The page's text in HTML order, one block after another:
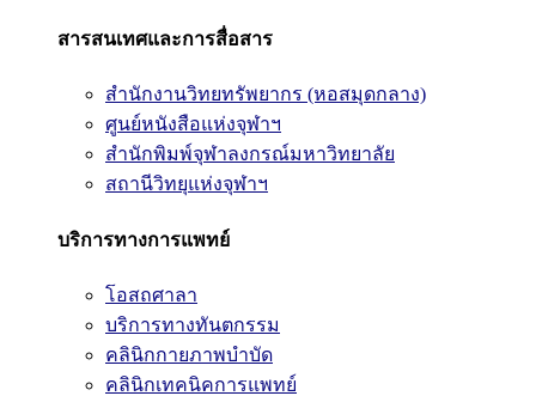
สารสนเทศและการสื่อสาร
สำนักงานวิทยทรัพยากร (หอสมุดกลาง)
ศูนย์หนังสือแห่งจุฬาฯ
สำนักพิมพ์จุฬาลงกรณ์มหาวิทยาลัย
สถานีวิทยุแห่งจุฬาฯ
บริการทางการแพทย์
โอสถศาลา
บริการทางทันตกรรม
คลินิกกายภาพบำบัด
คลินิกเทคนิคการแพทย์